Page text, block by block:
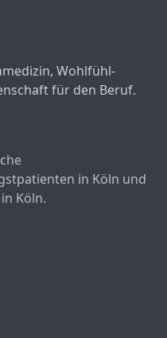
Wohlfühl-
für den Beruf.
in Köln und
Köln.